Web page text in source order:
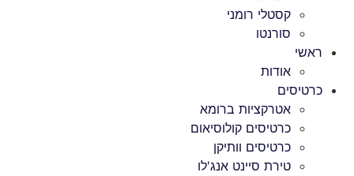
קסטלי רומני
סורנטו
ראשי
אודות
כרטיסים
אטרקציות ברומא
כרטיסים קולוסיאום
כרטיסים וותיקן
טירת סיינט אנג'לו